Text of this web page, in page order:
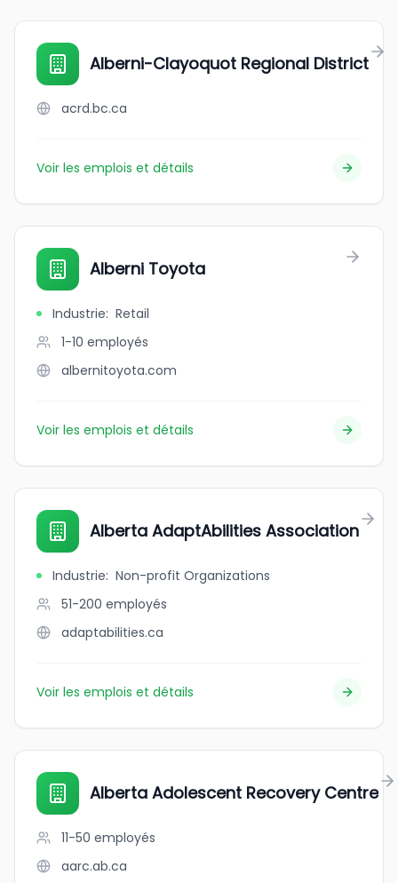
Alberni-Clayoquot Regional District
acrd.bc.ca
Voir les emplois et détails
Alberni Toyota
Industrie: Retail
1-10 employés
albernitoyota.com
Voir les emplois et détails
Alberta AdaptAbilities Association
Industrie: Non-profit Organizations
51-200 employés
adaptabilities.ca
Voir les emplois et détails
Alberta Adolescent Recovery Centre
11-50 employés
aarc.ab.ca